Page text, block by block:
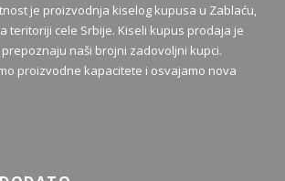
je proizvodnja kiselog kupusa u Zablaću,
teritoriji cele Srbije. Kiseli kupus prodaja je
naši brojni zadovoljni kupci.
proizvodne kapacitete i osvajamo nova